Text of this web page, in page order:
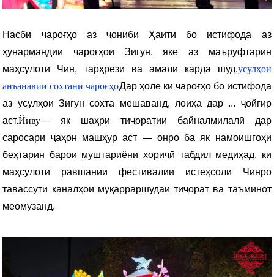
Насби чароғҳо аз ҷониби Ҳаити бо истифода аз
ҳунармандии чароғҳои Зигун, яке аз маъруфтарин
маҳсулоти Чин, тарҳрезӣ ва амалӣ карда шуд.усулҳои
анъанавии сохтани чароғҳоДар ҳоле ки чароғҳо бо истифода
аз усулҳои Зигун сохта мешаванд, лоиҳа дар ... ҷойгир
аст.Йиву— як шаҳри тиҷоратии байналмилалӣ дар
саросари ҷаҳон машҳур аст — онро ба як намоишгоҳи
беҳтарин барои муштариёни хориҷӣ табдил медиҳад, ки
маҳсулоти равшании фестивалии истеҳсоли Чинро
тавассути каналҳои муқарраршудаи тиҷорат ва таъминот
меомӯзанд.